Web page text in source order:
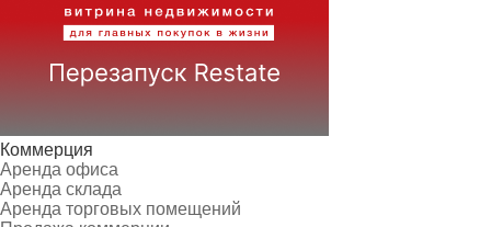
Коммерция
Аренда офиса
Аренда склада
Аренда торговых помещений